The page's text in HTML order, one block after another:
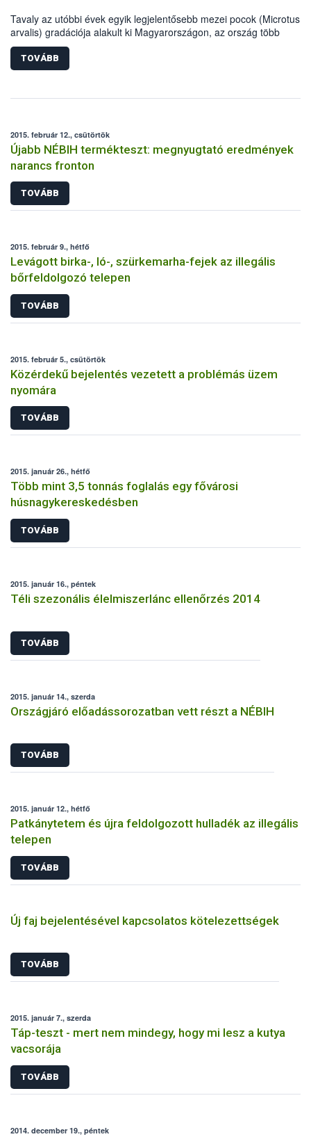
Tavaly az utóbbi évek egyik legjelentősebb mezei pocok (Microtus
arvalis) gradációja alakult ki Magyarországon, az ország több
megyéjében rendkívüli helyzetet, súlyos károkat okozva. A
hasonló, kedvező környezeti feltételek esetén az idei évben is
gondokat jelenthetnek a rágcsálók, amire időben fel kell készülni.
TOVÁBB
2015. február 12., csütörtök
Újabb NÉBIH termékteszt: megnyugtató eredmények
narancs fronton
TOVÁBB
2015. február 9., hétfő
Levágott birka-, ló-, szürkemarha-fejek az illegális
bőrfeldolgozó telepen
TOVÁBB
2015. február 5., csütörtök
Közérdekű bejelentés vezetett a problémás üzem
nyomára
TOVÁBB
2015. január 26., hétfő
Több mint 3,5 tonnás foglalás egy fővárosi
húsnagykereskedésben
TOVÁBB
2015. január 16., péntek
Téli szezonális élelmiszerlánc ellenőrzés 2014
TOVÁBB
2015. január 14., szerda
Országjáró előadássorozatban vett részt a NÉBIH
TOVÁBB
2015. január 12., hétfő
Patkánytetem és újra feldolgozott hulladék az illegális
telepen
TOVÁBB
Új faj bejelentésével kapcsolatos kötelezettségek
TOVÁBB
2015. január 7., szerda
Táp-teszt - mert nem mindegy, hogy mi lesz a kutya
vacsorája
TOVÁBB
2014. december 19., péntek